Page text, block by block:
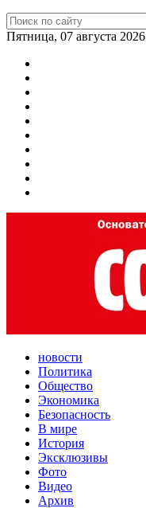
Пятница, 07 августа 2026
новости
Политика
Общество
Экономика
Безопасность
В мире
История
Эксклюзивы
Фото
Видео
Архив